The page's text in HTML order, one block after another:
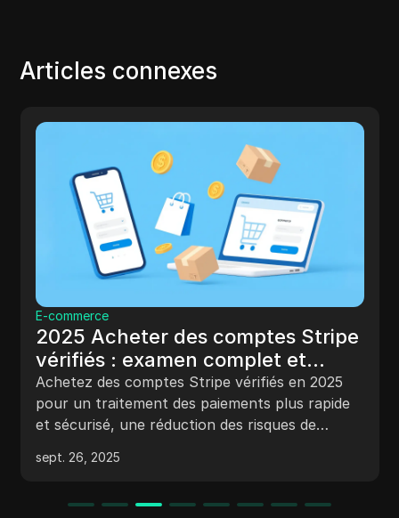
Articles connexes
Comparaison
La meilleure alternative à
MuLogin en 2025
DICloak est une alternative puissante à
MuLogin, permettant aux utilisateurs de gérer
efficacement plusieurs comptes. Il offre les
MuLogin mais à un prix plus abordable. Avec
sept. 14, 2025